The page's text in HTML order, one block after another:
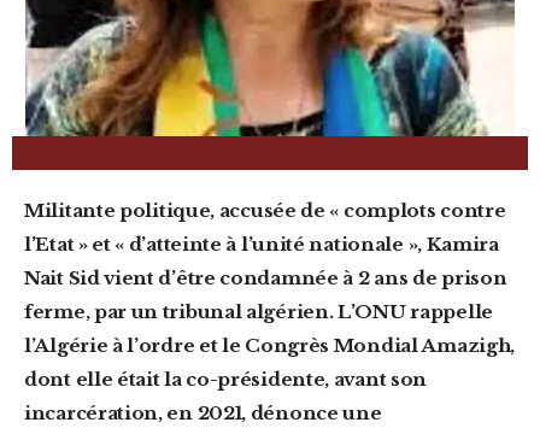
Militante politique, accusée de « complots contre
l’Etat » et « d’atteinte à l’unité nationale », Kamira
Nait Sid vient d’être condamnée à 2 ans de prison
ferme, par un tribunal algérien. L’ONU rappelle
l’Algérie à l’ordre et le Congrès Mondial Amazigh,
dont elle était la co-présidente, avant son
incarcération, en 2021, dénonce une